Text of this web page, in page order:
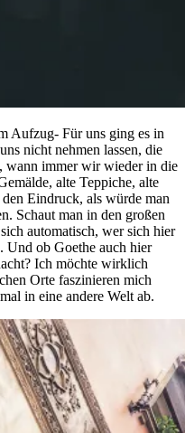
Aufzug- Für uns ging es in
nicht nehmen lassen, die
wann immer wir wieder in die
alte Teppiche, alte
Eindruck, als würde man
Schaut man in den großen
automatisch, wer sich hier
Und ob Goethe auch hier
Ich möchte wirklich
Orte faszinieren mich
in eine andere Welt ab.